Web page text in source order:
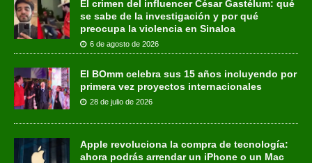
El crimen del influencer César Gastélum: qué
se sabe de la investigación y por qué
preocupa la violencia en Sinaloa
6 de agosto de 2026
El BOmm celebra sus 15 años incluyendo por
primera vez proyectos internacionales
28 de julio de 2026
Apple revoluciona la compra de tecnología:
ahora podrás arrendar un iPhone o un Mac